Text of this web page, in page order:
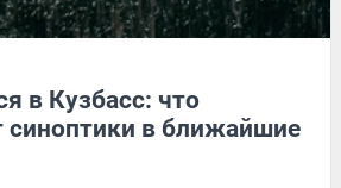
в Кузбасс: что
синоптики в ближайшие